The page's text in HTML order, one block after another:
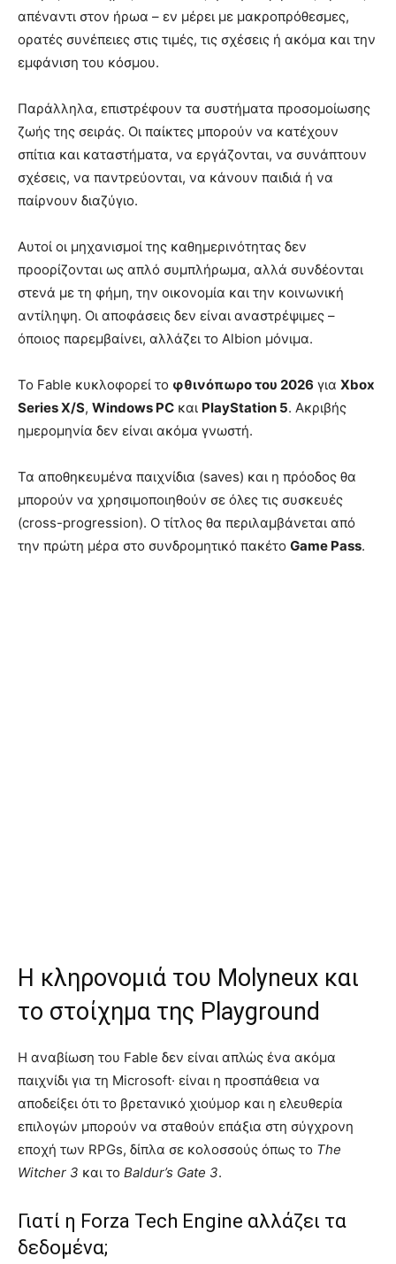
απέναντι στον ήρωα – εν μέρει με μακροπρόθεσμες,
ορατές συνέπειες στις τιμές, τις σχέσεις ή ακόμα και την
εμφάνιση του κόσμου.
Παράλληλα, επιστρέφουν τα συστήματα προσομοίωσης
ζωής της σειράς. Οι παίκτες μπορούν να κατέχουν
σπίτια και καταστήματα, να εργάζονται, να συνάπτουν
σχέσεις, να παντρεύονται, να κάνουν παιδιά ή να
παίρνουν διαζύγιο.
Αυτοί οι μηχανισμοί της καθημερινότητας δεν
προορίζονται ως απλό συμπλήρωμα, αλλά συνδέονται
στενά με τη φήμη, την οικονομία και την κοινωνική
αντίληψη. Οι αποφάσεις δεν είναι αναστρέψιμες –
όποιος παρεμβαίνει, αλλάζει το Albion μόνιμα.
Το Fable κυκλοφορεί το φθινόπωρο του 2026 για Xbox
Series X/S, Windows PC και PlayStation 5. Ακριβής
ημερομηνία δεν είναι ακόμα γνωστή.
Τα αποθηκευμένα παιχνίδια (saves) και η πρόοδος θα
μπορούν να χρησιμοποιηθούν σε όλες τις συσκευές
(cross-progression). Ο τίτλος θα περιλαμβάνεται από
την πρώτη μέρα στο συνδρομητικό πακέτο Game Pass.
Η κληρονομιά του Molyneux και
το στοίχημα της Playground
Η αναβίωση του Fable δεν είναι απλώς ένα ακόμα
παιχνίδι για τη Microsoft· είναι η προσπάθεια να
αποδείξει ότι το βρετανικό χιούμορ και η ελευθερία
επιλογών μπορούν να σταθούν επάξια στη σύγχρονη
εποχή των RPGs, δίπλα σε κολοσσούς όπως το The
Witcher 3 και το Baldur’s Gate 3.
Γιατί η Forza Tech Engine αλλάζει τα
δεδομένα;